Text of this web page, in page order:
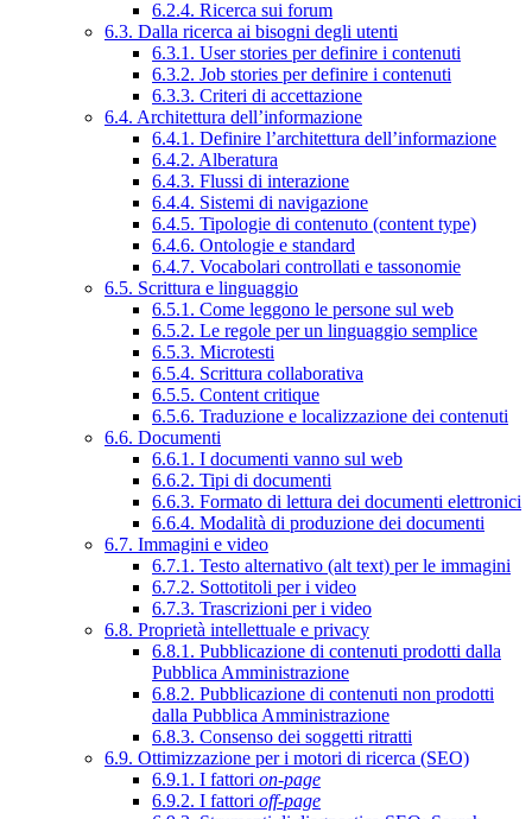
6.2.4. Ricerca sui forum
6.3. Dalla ricerca ai bisogni degli utenti
6.3.1. User stories per definire i contenuti
6.3.2. Job stories per definire i contenuti
6.3.3. Criteri di accettazione
6.4. Architettura dell’informazione
6.4.1. Definire l’architettura dell’informazione
6.4.2. Alberatura
6.4.3. Flussi di interazione
6.4.4. Sistemi di navigazione
6.4.5. Tipologie di contenuto (content type)
6.4.6. Ontologie e standard
6.4.7. Vocabolari controllati e tassonomie
6.5. Scrittura e linguaggio
6.5.1. Come leggono le persone sul web
6.5.2. Le regole per un linguaggio semplice
6.5.3. Microtesti
6.5.4. Scrittura collaborativa
6.5.5. Content critique
6.5.6. Traduzione e localizzazione dei contenuti
6.6. Documenti
6.6.1. I documenti vanno sul web
6.6.2. Tipi di documenti
6.6.3. Formato di lettura dei documenti elettronici
6.6.4. Modalità di produzione dei documenti
6.7. Immagini e video
6.7.1. Testo alternativo (alt text) per le immagini
6.7.2. Sottotitoli per i video
6.7.3. Trascrizioni per i video
6.8. Proprietà intellettuale e privacy
6.8.1. Pubblicazione di contenuti prodotti dalla
Pubblica Amministrazione
6.8.2. Pubblicazione di contenuti non prodotti
dalla Pubblica Amministrazione
6.8.3. Consenso dei soggetti ritratti
6.9. Ottimizzazione per i motori di ricerca (SEO)
6.9.1. I fattori on-page
6.9.2. I fattori off-page